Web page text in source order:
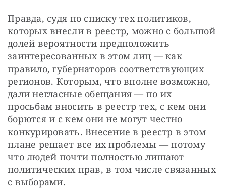
Правда, судя по списку тех политиков,
которых внесли в реестр, можно с большой
долей вероятности предположить
заинтересованных в этом лиц — как
правило, губернаторов соответствующих
регионов. Которым, что вполне возможно,
дали негласные обещания — по их
просьбам вносить в реестр тех, с кем они
борются и с кем они не могут честно
конкурировать. Внесение в реестр в этом
плане решает все их проблемы — потому
что людей почти полностью лишают
политических прав, в том числе связанных
с выборами.